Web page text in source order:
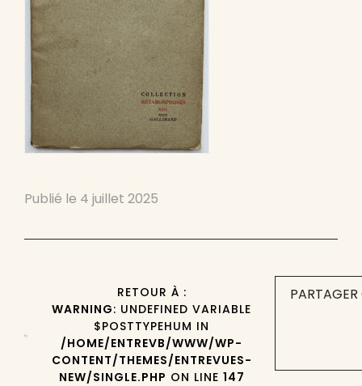
Publié le 4 juillet 2025
RETOUR À :
WARNING: UNDEFINED VARIABLE
$POSTTYPEHUM IN
/HOME/ENTREVB/WWW/WP-
CONTENT/THEMES/ENTREVUES-
NEW/SINGLE.PHP ON LINE 147